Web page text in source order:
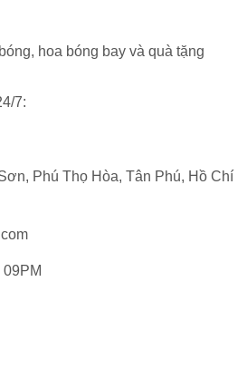
hoa bóng bay và quà tặng
7:
Phú Thọ Hòa, Tân Phú, Hồ Chí
09PM